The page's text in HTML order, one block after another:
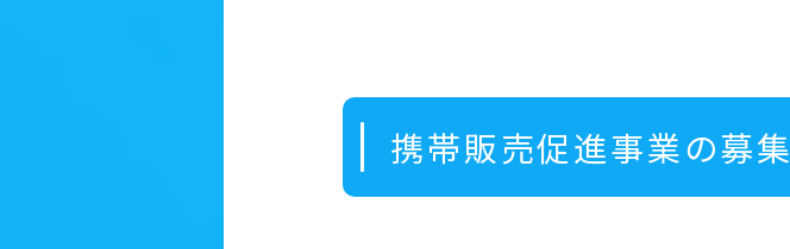
携帯販売促進事業の募集